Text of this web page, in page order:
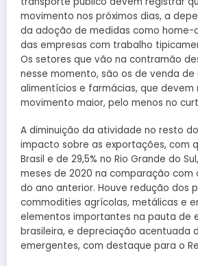
movimento nos próximos dias, a
da adoção de medidas como
das empresas com trabalho
Os setores que vão na contramão
nesse momento, são os de venda de
alimentícios e farmácias, que devem
movimento maior, pelo menos no
A diminuição da atividade no resto
impacto sobre as exportações, com
Brasil e de 29,5% no Rio Grande do
meses de 2020 na comparação com
do ano anterior. Houve redução dos
commodities agrícolas, metálicas e
elementos importantes na pauta de
brasileira, e depreciação acentuada
emergentes, com destaque para o